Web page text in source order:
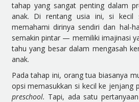
tahap yang sangat penting dalam
anak. Di rentang usia ini, si kecil
memahami dirinya sendiri dan hal-
semakin pintar — memiliki imajinasi
tahu yang besar dalam mengasah
anak.
Pada tahap ini, orang tua biasanya
opsi memasukkan si kecil ke jenjang
preschool. Tapi, ada satu